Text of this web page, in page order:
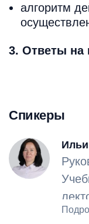
алгоритм
3. Ответы на
Спикеры